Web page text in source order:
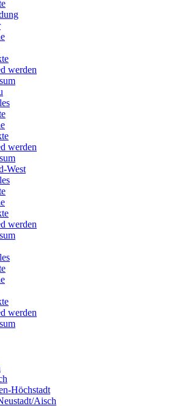
werden
werden
West
werden
werden
Höchstadt
Aisch